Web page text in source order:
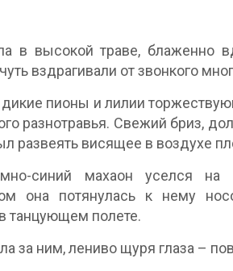
в высокой траве, блаженно
вздрагивали от звонкого
пионы и лилии
разнотравья. Свежий бриз,
развеять висящее в воздухе
синий махаон уселся
она потянулась к нему
танцующем полете.
за ним, лениво щуря глаза –